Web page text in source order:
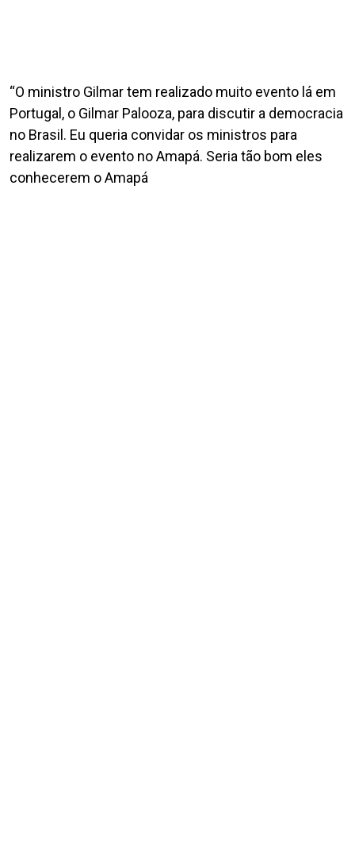
“O ministro Gilmar tem realizado muito evento lá em
Portugal, o Gilmar Palooza, para discutir a democracia
no Brasil. Eu queria convidar os ministros para
realizarem o evento no Amapá. Seria tão bom eles
conhecerem o Amapá